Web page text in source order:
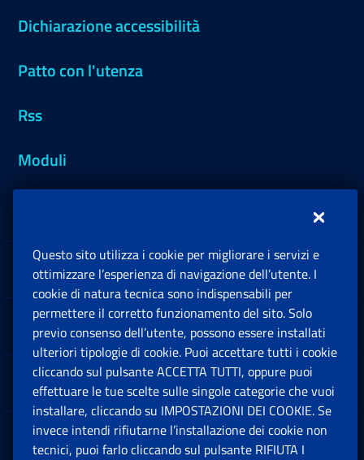
Dichiarazione accessibilità
Patto con l'utenza
Rss
Moduli
Sedi e Contatti
Software
Note Legali
App mobile
Questo sito utilizza i cookie per migliorare i servizi e
ottimizzare l’esperienza di navigazione dell’utente. I
cookie di natura tecnica sono indispensabili per
permettere il corretto funzionamento del sito. Solo
previo consenso dell’utente, possono essere installati
ulteriori tipologie di cookie. Puoi accettare tutti i cookie
cliccando sul pulsante ACCETTA TUTTI, oppure puoi
effettuare le tue scelte sulle singole categorie che vuoi
installare, cliccando su IMPOSTAZIONI DEI COOKIE. Se
invece intendi rifiutarne l’installazione dei cookie non
tecnici, puoi farlo cliccando sul pulsante RIFIUTA I